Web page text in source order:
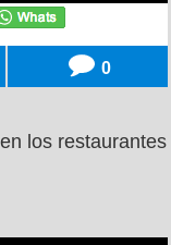
0
los restaurantes